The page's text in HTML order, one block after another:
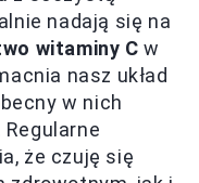
nadają się na
witaminy C w
nasz układ
w nich
że czuję się